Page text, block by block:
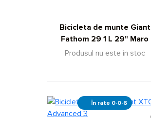
Bicicleta de munte Giant
Fathom 29 1 L 29" Maro
Produsul nu este în stoc
În rate 0-0-6